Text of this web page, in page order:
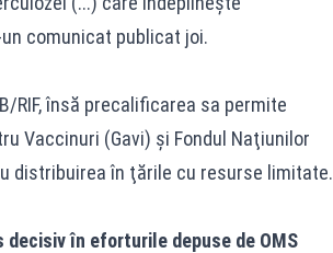
comunicat publicat joi.
RIF, însă precalificarea sa permite
Vaccinuri (Gavi) şi Fondul Naţiunilor
distribuirea în ţările cu resurse limitate.
în eforturile depuse de OMS